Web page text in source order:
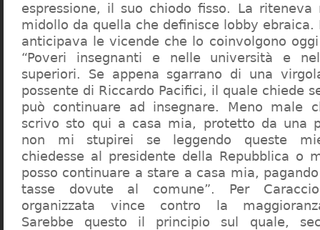
espressione, il suo chiodo fisso. La
midollo da quella che definisce lobby ebraica.
anticipava le vicende che lo coinvolgono
“Poveri insegnanti e nelle università e
superiori. Se appena sgarrano di una
possente di Riccardo Pacifici, il quale chiede
può continuare ad insegnare. Meno male
scrivo sto qui a casa mia, protetto da una
non mi stupirei se leggendo queste
chiedesse al presidente della Repubblica o
posso continuare a stare a casa mia,
tasse dovute al comune”. Per
organizzata vince contro la
Sarebbe questo il principio sul quale,